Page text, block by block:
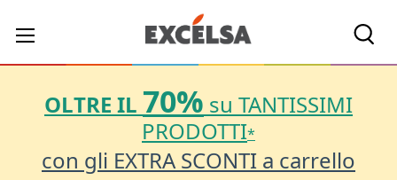
OLTRE IL 70% su TANTISSIMI
PRODOTTI*
con gli EXTRA SCONTI a carrello